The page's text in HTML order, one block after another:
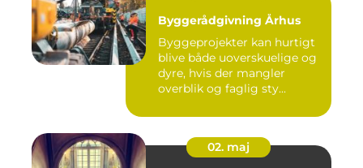
Byggerådgivning Århus
Byggeprojekter kan hurtigt
blive både uoverskuelige og
dyre, hvis der mangler
overblik og faglig sty...
02. maj